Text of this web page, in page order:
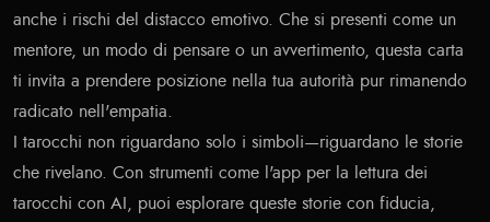
anche i rischi del distacco emotivo. Che si presenti come un
mentore, un modo di pensare o un avvertimento, questa carta
ti invita a prendere posizione nella tua autorità pur rimanendo
radicato nell'empatia.
I tarocchi non riguardano solo i simboli—riguardano le storie
che rivelano. Con strumenti come l'app per la lettura dei
tarocchi con AI, puoi esplorare queste storie con fiducia,